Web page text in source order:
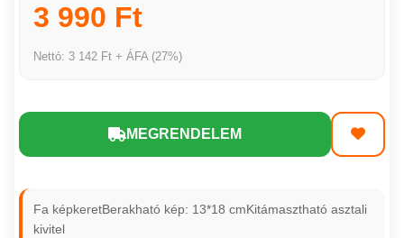
3 990 Ft
Nettó: 3 142 Ft + ÁFA (27%)
MEGRENDELEM
Fa képkeretBerakható kép: 13*18 cmKitámasztható asztali
kivitel